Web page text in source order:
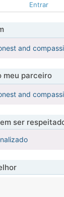
Entrar
and
meu parceiro
and
ser